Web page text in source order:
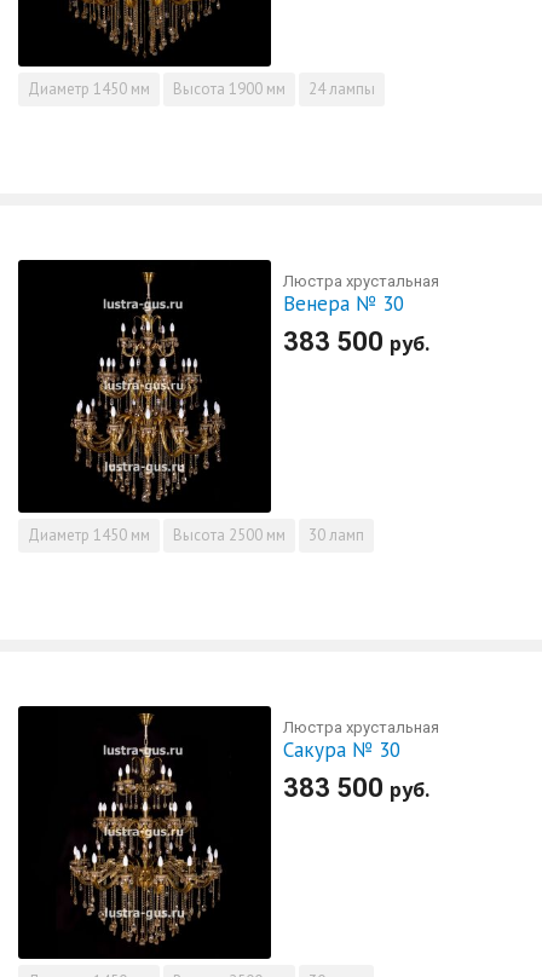
Диаметр 1450 мм Высота 1900 мм 24 лампы
Люстра хрустальная
Венера № 30
383 500 руб.
Диаметр 1450 мм Высота 2500 мм 30 ламп
Люстра хрустальная
Сакура № 30
383 500 руб.